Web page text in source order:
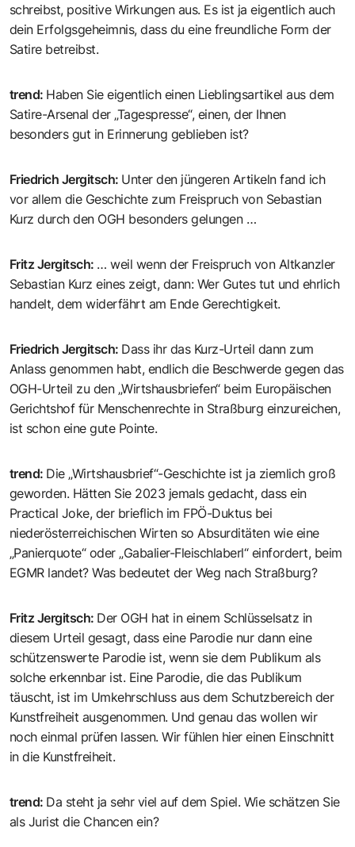
schreibst, positive Wirkungen aus. Es ist ja eigentlich auch
dein Erfolgsgeheimnis, dass du eine freundliche Form der
Satire betreibst.
trend: Haben Sie eigentlich einen Lieblingsartikel aus dem
Satire-Arsenal der „Tagespresse“, einen, der Ihnen
besonders gut in Erinnerung geblieben ist?
Friedrich Jergitsch: Unter den jüngeren Artikeln fand ich
vor allem die Geschichte zum Freispruch von Sebastian
Kurz durch den OGH besonders gelungen …
Fritz Jergitsch: … weil wenn der Freispruch von Altkanzler
Sebastian Kurz eines zeigt, dann: Wer Gutes tut und ehrlich
handelt, dem widerfährt am Ende Gerechtigkeit.
Friedrich Jergitsch: Dass ihr das Kurz-Urteil dann zum
Anlass genommen habt, endlich die Beschwerde gegen das
OGH-Urteil zu den „Wirtshausbriefen“ beim Europäischen
Gerichtshof für Menschenrechte in Straßburg einzureichen,
ist schon eine gute Pointe.
trend: Die „Wirtshausbrief“-Geschichte ist ja ziemlich groß
geworden. Hätten Sie 2023 jemals gedacht, dass ein
Practical Joke, der brieflich im FPÖ-Duktus bei
niederösterreichischen Wirten so Absurditäten wie eine
„Panierquote“ oder „Gabalier-Fleischlaberl“ einfordert, beim
EGMR landet? Was bedeutet der Weg nach Straßburg?
Fritz Jergitsch: Der OGH hat in einem Schlüsselsatz in
diesem Urteil gesagt, dass eine Parodie nur dann eine
schützenswerte Parodie ist, wenn sie dem Publikum als
solche erkennbar ist. Eine Parodie, die das Publikum
täuscht, ist im Umkehrschluss aus dem Schutzbereich der
Kunstfreiheit ausgenommen. Und genau das wollen wir
noch einmal prüfen lassen. Wir fühlen hier einen Einschnitt
in die Kunstfreiheit.
trend: Da steht ja sehr viel auf dem Spiel. Wie schätzen Sie
als Jurist die Chancen ein?